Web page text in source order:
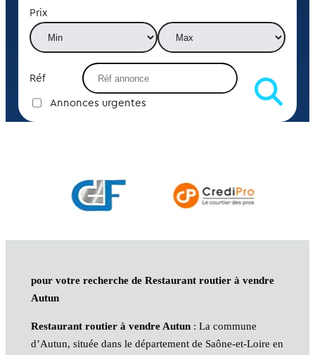
Prix
Réf
Annonces urgentes
pour votre recherche de Restaurant routier à vendre
Autun
Restaurant routier à vendre Autun: La commune
d’Autun, située dans le département de Saône-et-Loire en